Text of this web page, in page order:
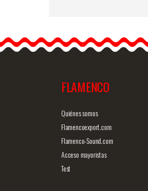
&hell
ip;
FLAMENCO
Quiénes somos
Flamencoexport.com
Flamenco-Sound.com
Acceso mayoristas
Test